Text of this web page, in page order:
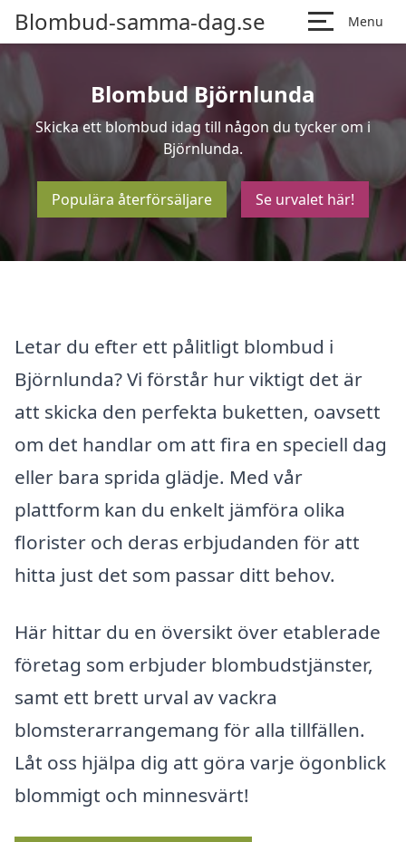
Blombud-samma-dag.se Menu
Blombud Björnlunda
Skicka ett blombud idag till någon du tycker om i
Björnlunda.
Populära återförsäljare Se urvalet här!
Letar du efter ett pålitligt blombud i
Björnlunda? Vi förstår hur viktigt det är
att skicka den perfekta buketten, oavsett
om det handlar om att fira en speciell dag
eller bara sprida glädje. Med vår
plattform kan du enkelt jämföra olika
florister och deras erbjudanden för att
hitta just det som passar ditt behov.
Här hittar du en översikt över etablerade
företag som erbjuder blombudstjänster,
samt ett brett urval av vackra
blomsterarrangemang för alla tillfällen.
Låt oss hjälpa dig att göra varje ögonblick
blommigt och minnesvärt!